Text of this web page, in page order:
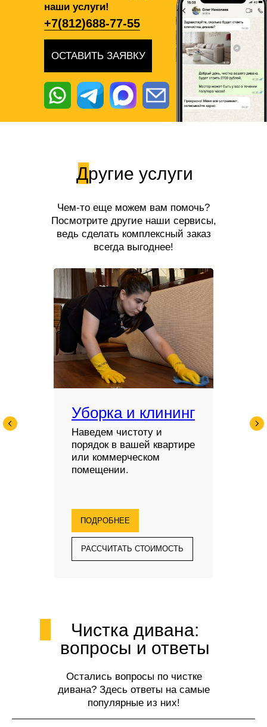
наши услуги!
ОСТАВИТЬ ЗАЯВКУ
+7(812)688-77-55
Другие услуги
Чем-то еще можем вам помочь?
Посмотрите другие наши сервисы,
ведь сделать комплексный заказ
всегда выгоднее!
Уборка и клининг
Наведем чистоту и
порядок в вашей квартире
или коммерческом
помещении.
ПОДРОБНЕЕ
РАССЧИТАТЬ СТОИМОСТЬ
Чистка дивана:
вопросы и ответы
Остались вопросы по чистке
дивана? Здесь ответы на самые
популярные из них!